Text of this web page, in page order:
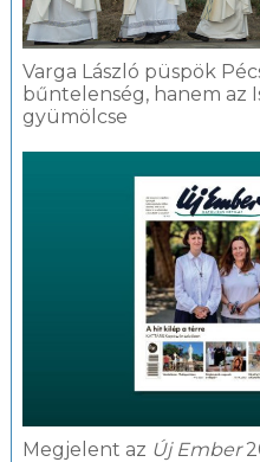
Varga László püspök
bűntelenség, hanem az
gyümölcse
Megjelent az Új Ember